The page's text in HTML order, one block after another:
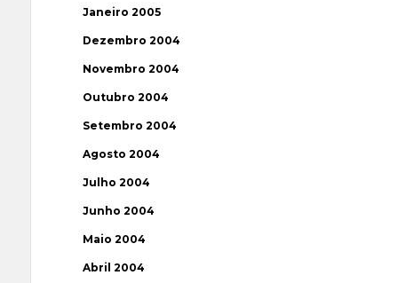
Janeiro 2005
Dezembro 2004
Novembro 2004
Outubro 2004
Setembro 2004
Agosto 2004
Julho 2004
Junho 2004
Maio 2004
Abril 2004